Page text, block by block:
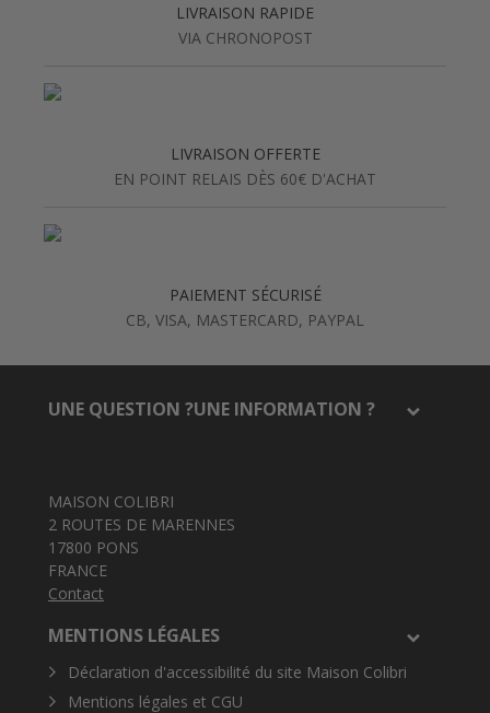
LIVRAISON RAPIDE
VIA CHRONOPOST
LIVRAISON OFFERTE
EN POINT RELAIS DÈS 60€ D'ACHAT
PAIEMENT SÉCURISÉ
CB, VISA, MASTERCARD, PAYPAL
UNE QUESTION ?UNE INFORMATION ?
MAISON COLIBRI
2 ROUTES DE MARENNES
17800 PONS
FRANCE
Contact
MENTIONS LÉGALES
Déclaration d'accessibilité du site Maison Colibri
Mentions légales et CGU